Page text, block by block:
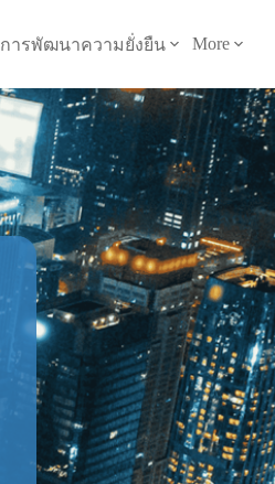
การพัฒนาความยั่งยืน More